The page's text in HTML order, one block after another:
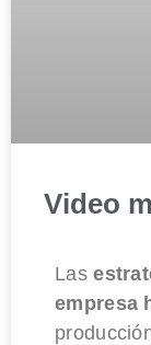
Video
Las
empresa